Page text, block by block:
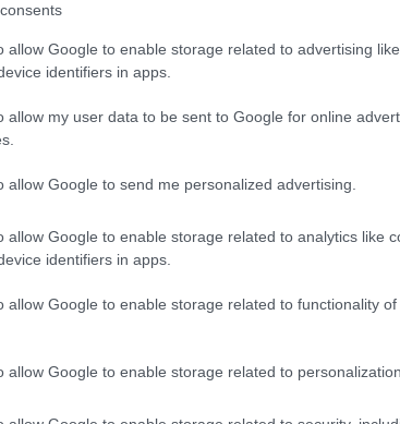
allow Google to enable storage related to advertising
identifiers in apps.
allow my user data to be sent to Google for online
allow Google to send me personalized advertising.
allow Google to enable storage related to analytics like
identifiers in apps.
allow Google to enable storage related to functionality
allow Google to enable storage related to personalization.
καλλιέργειά του από μικρή ηλικία
Σε ηλικία 20 ετών πούλησε το
για
10 λίρες
of Art του Λονδίνου και σύντομα
πνεύμα του. Η άρνησή
παραλίγο να του στοιχίσει το
αντρική φιγούρα από αμερικανικό
εργασία που του είχε ζητηθεί,
ότι θα έπρεπε να αξιολογηθεί
αναγνωρίζοντας το ταλέντο του,
να αποφοιτήσει.